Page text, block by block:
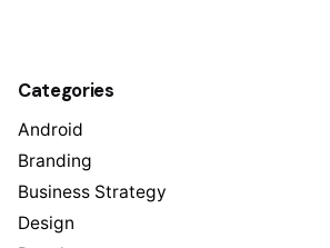
Categories
Android
Branding
Business Strategy
Design